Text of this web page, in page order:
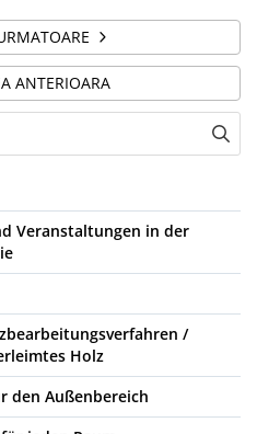
ANTERIOARA
Veranstaltungen in der
/
Holz
den Außenbereich